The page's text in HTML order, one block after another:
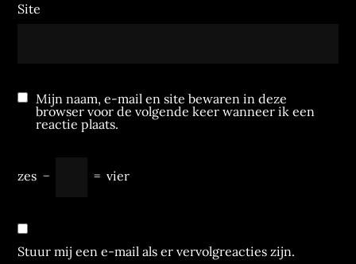
Site
Mijn naam, e-mail en site bewaren in deze
browser voor de volgende keer wanneer ik een
reactie plaats.
zes − = vier
Stuur mij een e-mail als er vervolgreacties zijn.